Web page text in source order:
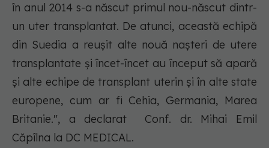
în anul 2014 s-a născut primul nou-născut dintr-
un uter transplantat. De atunci, această echipă
din Suedia a reușit alte nouă nașteri de utere
transplantate și încet-încet au început să apară
și alte echipe de transplant uterin și în alte state
europene, cum ar fi Cehia, Germania, Marea
Britanie.", a declarat Conf. dr. Mihai Emil
Căpîlna la DC MEDICAL.